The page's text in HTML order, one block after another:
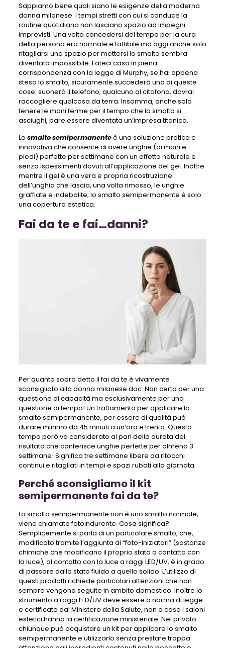
Sappiamo bene quali siano le esigenze della moderna
donna milanese. I tempi stretti con cui si conduce la
routine quotidiana non lasciano spazio ad impegni
imprevisti. Una volta concedersi del tempo per la cura
della persona era normale e fattibile ma oggi anche solo
ritagliarsi una spazio per mettersi lo smalto sembra
diventato impossibile. Fateci caso in piena
corrispondenza con la legge di Murphy, se hai appena
steso lo smalto, sicuramente succederà una di queste
cose: suonerà il telefono, qualcuno al citofono, dovrai
raccogliere qualcosa da terra. Insomma, anche solo
tenere le mani ferme per il tempo che lo smalto si
asciughi, pare essere diventata un’impresa titanica.
Lo smalto semipermanenteè una soluzione pratica e
innovativa che consente di avere unghie (di mani e
piedi) perfette per settimane con un effetto naturale e
senza ispessimenti dovuti all’applicazione del gel. Inoltre
mentre il gel è una vera e propria ricostruzione
dell’unghia che lascia, una volta rimosso, le unghie
graffiate e indebolite; lo smalto semipermanente è solo
una copertura estetica.
Fai da te e fai…danni?
Per quanto sopra detto il fai da te è vivamente
sconsigliato alla donna milanese doc. Non certo per una
questione di capacità ma esclusivamente per una
questione di tempo! Un trattamento per applicare lo
smalto semipermanente, per essere di qualità può
durare minimo da 45 minuti a un’ora e trenta. Questo
tempo però va considerato al pari della durata del
risultato che conferisce unghie perfette per almeno 3
settimane! Significa tre settimane libere da ritocchi
continui e ritagliati in tempi e spazi rubati alla giornata.
Perché sconsigliamo il kit
semipermanente fai da te?
Lo smalto semipermanente non è uno smalto normale,
viene chiamato fotoindurente. Cosa significa?
Semplicemente si parla di un particolare smalto, che,
modificato tramite l’aggiunta di “foto-iniziatori” (sostanze
chimiche che modificano il proprio stato a contatto con
la luce), al contatto con la luce a raggi LED/UV, è in grado
di passare dallo stato fluido a quello solido. L’utilizzo di
questi prodotti richiede particolari attenzioni che non
sempre vengono seguite in ambito domestico. Inoltre lo
strumento a raggi LED/UV deve essere a norma di legge
e certificato dal Ministero della Salute, non a caso i saloni
estetici hanno la certificazione ministeriale. Nel privato
chiunque può acquistare un kit per applicare lo smalto
semipermanente e utilizzarlo senza prestare troppa